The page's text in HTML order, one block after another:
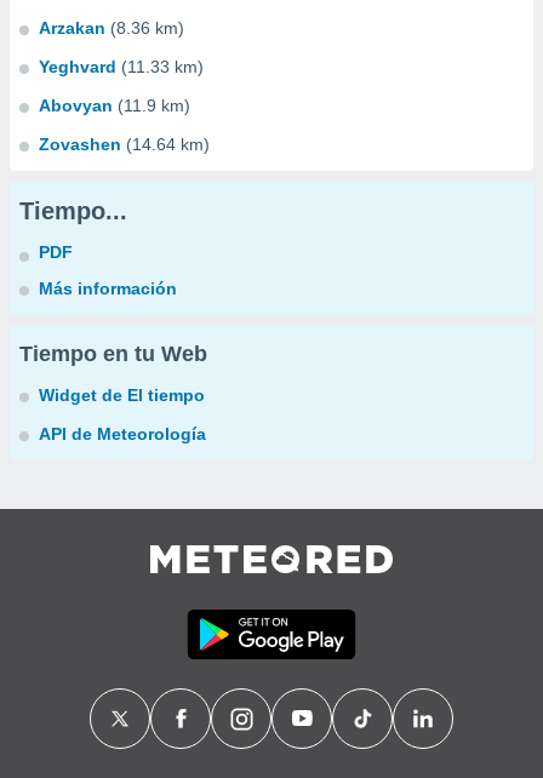
Arzakan (8.36 km)
Yeghvard (11.33 km)
Abovyan (11.9 km)
Zovashen (14.64 km)
Tiempo...
PDF
Más información
Tiempo en tu Web
Widget de El tiempo
API de Meteorología